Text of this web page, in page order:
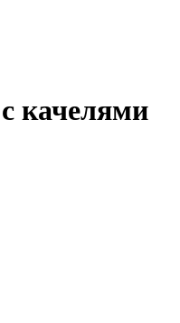
качелями